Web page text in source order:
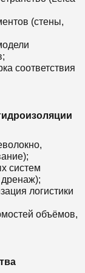
(стены,
соответствия
систем
логистики
объёмов,